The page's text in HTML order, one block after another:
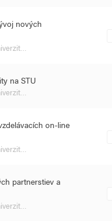
nových
na STU
on-line
partnerstiev a